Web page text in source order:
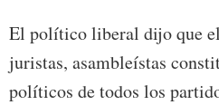
El político liberal dijo que
juristas, asambleístas
políticos de todos los